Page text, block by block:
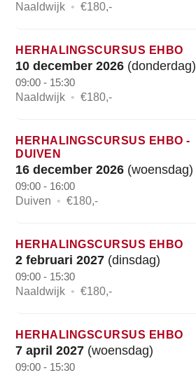
Naaldwijk • €180,-
HERHALINGSCURSUS EHBO
10 december 2026 (donderdag)
09:00 - 15:30
Naaldwijk • €180,-
HERHALINGSCURSUS EHBO -
DUIVEN
16 december 2026 (woensdag)
09:00 - 16:00
Duiven • €180,-
HERHALINGSCURSUS EHBO
2 februari 2027 (dinsdag)
09:00 - 15:30
Naaldwijk • €180,-
HERHALINGSCURSUS EHBO
7 april 2027 (woensdag)
09:00 - 15:30